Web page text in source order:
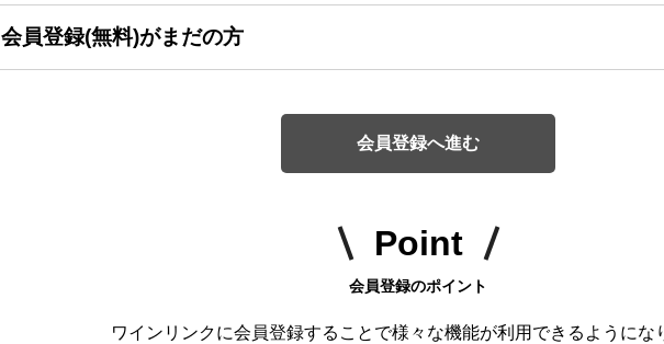
会員登録(無料)がまだの方
会員登録へ進む
Point
会員登録のポイント
ワインリンクに会員登録することで様々な機能が利用できるようにな